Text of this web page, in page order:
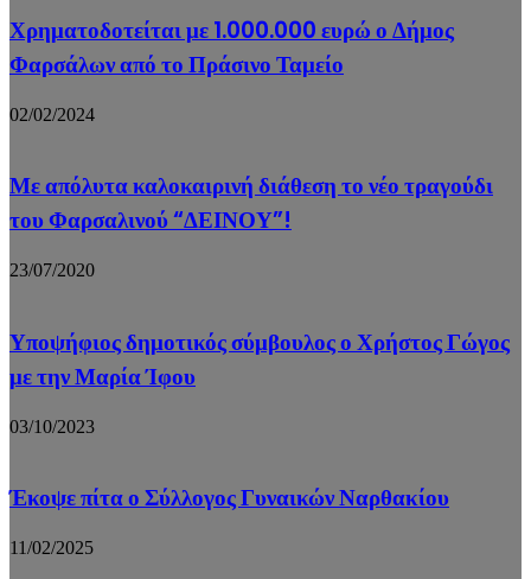
Χρηματοδοτείται με 1.000.000 ευρώ ο Δήμος
Φαρσάλων από το Πράσινο Ταμείο
02/02/2024
Με απόλυτα καλοκαιρινή διάθεση το νέο τραγούδι
του Φαρσαλινού “ΔΕΙΝΟΥ”!
23/07/2020
Υποψήφιος δημοτικός σύμβουλος ο Χρήστος Γώγος
με την Μαρία Ίφου
03/10/2023
Έκοψε πίτα ο Σύλλογος Γυναικών Ναρθακίου
11/02/2025